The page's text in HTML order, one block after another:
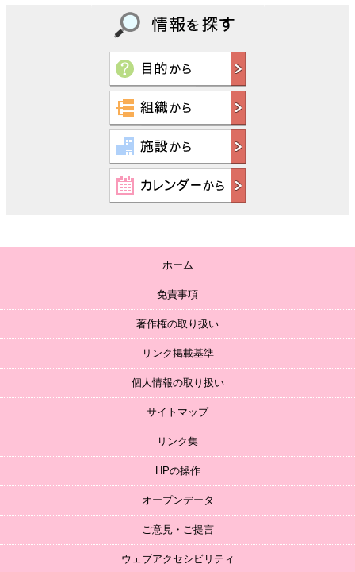
ホーム
免責事項
著作権の取り扱い
リンク掲載基準
個人情報の取り扱い
サイトマップ
リンク集
HPの操作
オープンデータ
ご意見・ご提言
ウェブアクセシビリティ